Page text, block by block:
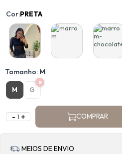
Cor:PRETA
Tamanho: M
M G
×
- + COMPRAR
MEIOS DE ENVIO